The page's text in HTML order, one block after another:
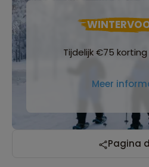
Tijdelijk €75
Meer
Pagina